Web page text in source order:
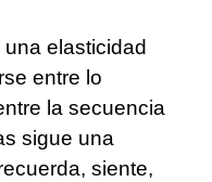
elasticidad
entre lo
la secuencia
sigue una
siente,